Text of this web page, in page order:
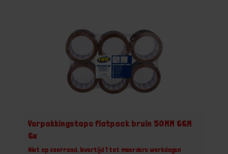
Verpakkingstape flatpack bruin 50MM 66M
6x
Niet op voorraad, levertijd 1 tot meerdere werkdagen